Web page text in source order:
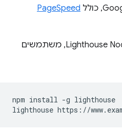
PageSpeed
כדי לנסות את ה-CLI של Lighthouse Node, משתמשים
npm install -g lighthouse